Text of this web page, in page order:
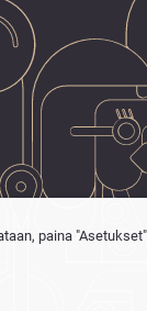
paina